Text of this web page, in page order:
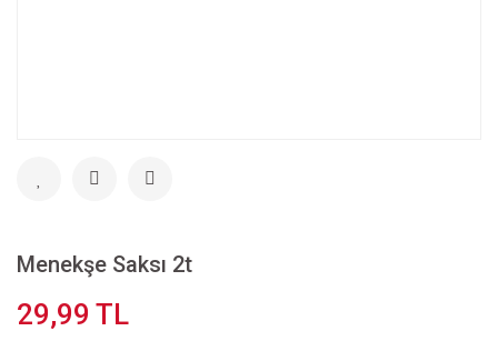
Menekşe Saksı 2t
29,99 TL